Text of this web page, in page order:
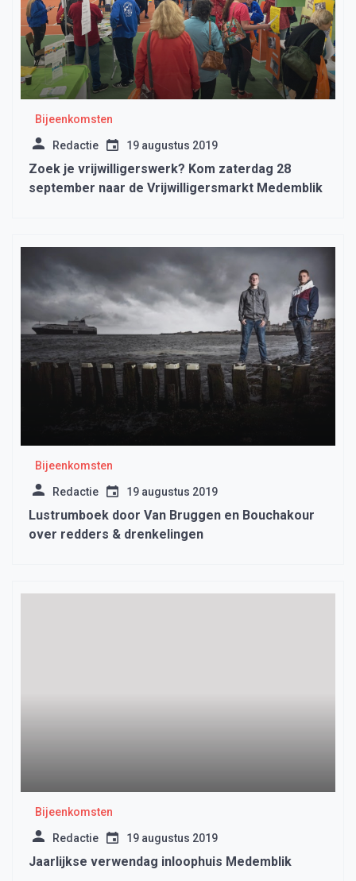
Bijeenkomsten
Redactie 19 augustus 2019
Zoek je vrijwilligerswerk? Kom zaterdag 28
september naar de Vrijwilligersmarkt Medemblik
Bijeenkomsten
Redactie 19 augustus 2019
Lustrumboek door Van Bruggen en Bouchakour
over redders & drenkelingen
Bijeenkomsten
Redactie 19 augustus 2019
Jaarlijkse verwendag inloophuis Medemblik